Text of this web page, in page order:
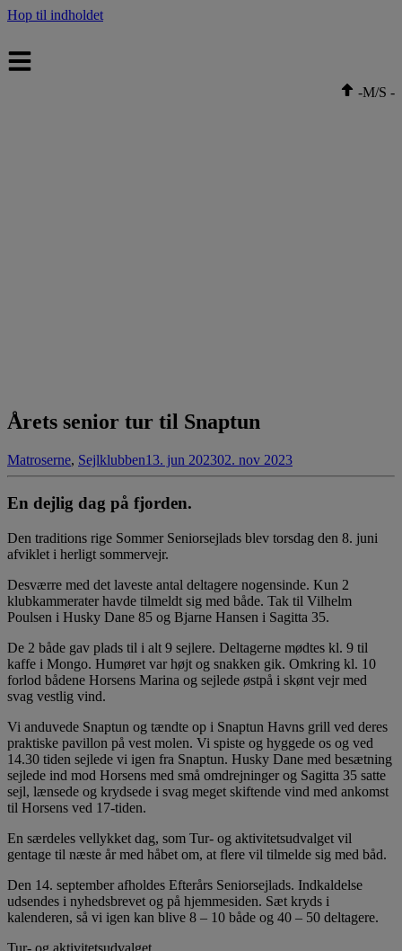
Hop til indholdet
-M/S -
Årets senior tur til Snaptun
Matroserne, Sejlklubben13. jun 202302. nov 2023
En dejlig dag på fjorden.
Den traditions rige Sommer Seniorsejlads blev torsdag den 8. juni
afviklet i herligt sommervejr.
Desværre med det laveste antal deltagere nogensinde. Kun 2
klubkammerater havde tilmeldt sig med både. Tak til Vilhelm
Poulsen i Husky Dane 85 og Bjarne Hansen i Sagitta 35.
De 2 både gav plads til i alt 9 sejlere. Deltagerne mødtes kl. 9 til
kaffe i Mongo. Humøret var højt og snakken gik. Omkring kl. 10
forlod bådene Horsens Marina og sejlede østpå i skønt vejr med
svag vestlig vind.
Vi anduvede Snaptun og tændte op i Snaptun Havns grill ved deres
praktiske pavillon på vest molen. Vi spiste og hyggede os og ved
14.30 tiden sejlede vi igen fra Snaptun. Husky Dane med besætning
sejlede ind mod Horsens med små omdrejninger og Sagitta 35 satte
sejl, lænsede og krydsede i svag meget skiftende vind med ankomst
til Horsens ved 17-tiden.
En særdeles vellykket dag, som Tur- og aktivitetsudvalget vil
gentage til næste år med håbet om, at flere vil tilmelde sig med båd.
Den 14. september afholdes Efterårs Seniorsejlads. Indkaldelse
udsendes i nyhedsbrevet og på hjemmesiden. Sæt kryds i
kalenderen, så vi igen kan blive 8 – 10 både og 40 – 50 deltagere.